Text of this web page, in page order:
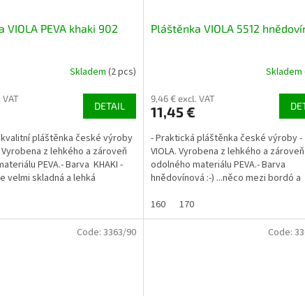
VIOLA PEVA khaki 902
Skladem (2 pcs)
DETAIL
pláštěnka české výroby
Vyrobena z lehkého a zároveň
PEVA.- Barva KHAKI -
velmi skladná a lehká
Pláštěnka VIOLA 5512
Skladem
9,46 € excl. VAT
11,45 €
- Praktická pláštěnka české výroby -
VIOLA. Vyrobena z lehkého a zároveň
odolného materiálu PEVA.- Barva
hnědovínová :-) ...něco mezi bordó a
160
170
Code: 3363/90 Code: